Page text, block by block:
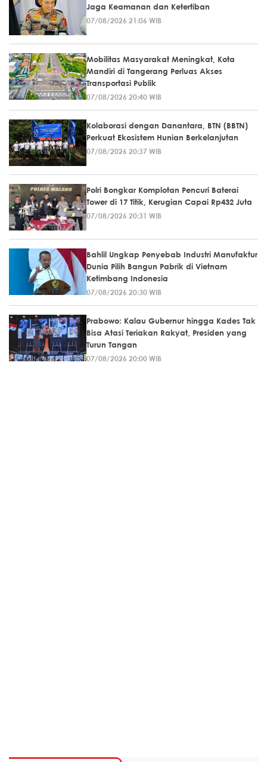
Jaga Keamanan dan Ketertiban
07/08/2026 21:06 WIB
Mobilitas Masyarakat Meningkat, Kota
Mandiri di Tangerang Perluas Akses
Transportasi Publik
07/08/2026 20:40 WIB
Kolaborasi dengan Danantara, BTN (BBTN)
Perkuat Ekosistem Hunian Berkelanjutan
07/08/2026 20:37 WIB
Polri Bongkar Komplotan Pencuri Baterai
Tower di 17 Titik, Kerugian Capai Rp432 Juta
07/08/2026 20:31 WIB
Bahlil Ungkap Penyebab Industri Manufaktur
Dunia Pilih Bangun Pabrik di Vietnam
Ketimbang Indonesia
07/08/2026 20:30 WIB
Prabowo: Kalau Gubernur hingga Kades Tak
Bisa Atasi Teriakan Rakyat, Presiden yang
Turun Tangan
07/08/2026 20:00 WIB